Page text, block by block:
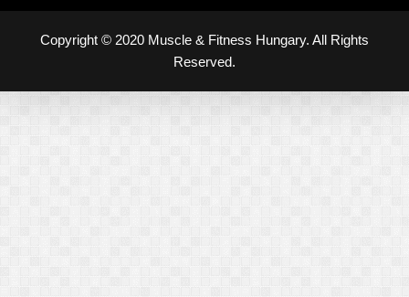
Copyright © 2020 Muscle & Fitness Hungary. All Rights
Reserved.